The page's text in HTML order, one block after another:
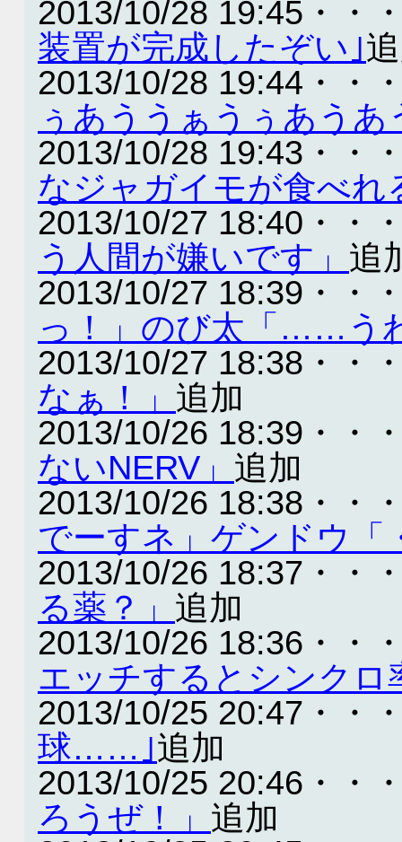
2013/10/28 19:45・・
装置が完成したぞい｣
2013/10/28 19:44・・
ぅあううぁうぅあうあ
2013/10/28 19:43・・
なジャガイモが食べれ
2013/10/27 18:40・・
う人間が嫌いです」 追
2013/10/27 18:39・・
っ！」のび太「……う
2013/10/27 18:38・・
なぁ！」 追加
2013/10/26 18:39・・
ないNERV」 追加
2013/10/26 18:38・・
でーすネ」ゲンドウ「
2013/10/26 18:37・・
る薬？」 追加
2013/10/26 18:36・・
エッチするとシンクロ
2013/10/25 20:47・・
球……｣追加
2013/10/25 20:46・・
ろうぜ！」 追加